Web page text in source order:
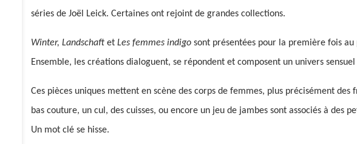
séries de Joël Leick. Certaines ont rejoint de grandes collections.
Winter, Landschaft et Les femmes indigo sont présentées pour la première fois
Ensemble, les créations dialoguent, se répondent et composent un univers
Ces pièces uniques mettent en scène des corps de femmes, plus précisément
bas couture, un cul, des cuisses, ou encore un jeu de jambes sont associés à des
Un mot clé se hisse.